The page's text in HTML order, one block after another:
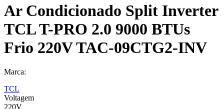
Ar Condicionado Split Inverter
TCL T-PRO 2.0 9000 BTUs
Frio 220V TAC-09CTG2-INV
Marca:
TCL
Voltagem
220V